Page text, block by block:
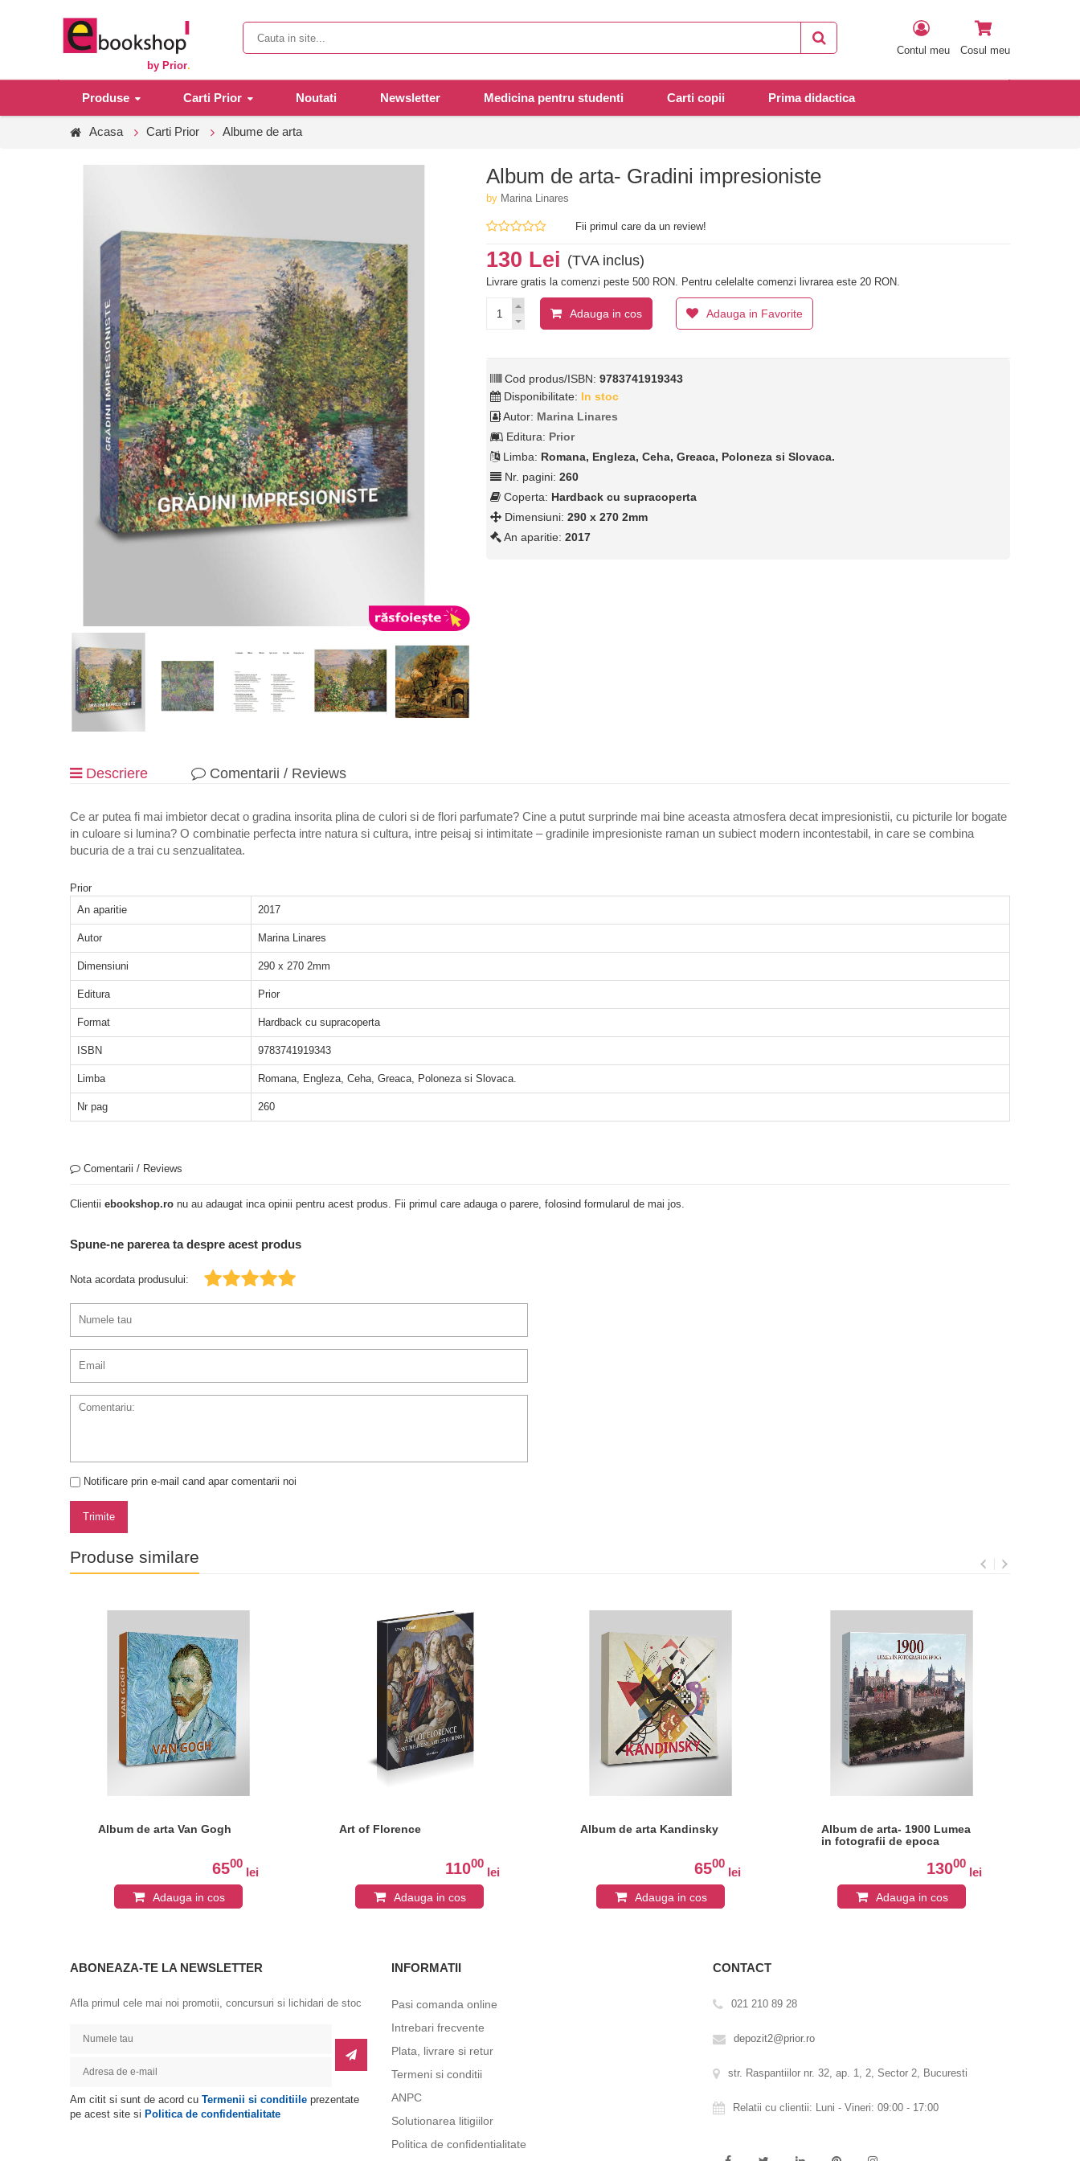
by Prior.
Contul meu Cosul meu
Produse Carti Prior Noutati Newsletter Medicina pentru studenti Carti copii Prima didactica
Acasa Carti Prior Albume de arta
Album de arta- Gradini impresioniste
by Marina Linares
Fii primul care da un review!
130 Lei (TVA inclus)
Livrare gratis la comenzi peste 500 RON. Pentru celelalte comenzi livrarea este 20 RON.
Adauga in cos Adauga in Favorite
Cod produs/ISBN:9783741919343
Disponibilitate: In stoc
Autor: Marina Linares
Editura: Prior
Limba: Romana, Engleza, Ceha, Greaca, Poloneza si Slovaca.
Nr. pagini:260
Coperta: Hardback cu supracoperta
Dimensiuni:290 x 270 2mm
An aparitie:2017
Descriere Comentarii / Reviews
Ce ar putea fi mai imbietor decat o gradina insorita plina de culori si de flori parfumate? Cine a putut surprinde mai bine aceasta atmosfera decat impresionistii, cu picturile lor bogate
in culoare si lumina? O combinatie perfecta intre natura si cultura, intre peisaj si intimitate – gradinile impresioniste raman un subiect modern incontestabil, in care se combina
bucuria de a trai cu senzualitatea.
Prior
An aparitie
2017
Autor Marina Linares
Dimensiuni 290 x 270 2mm
Editura Prior
Format Hardback cu supracoperta
ISBN 9783741919343
Limba Romana, Engleza, Ceha, Greaca, Poloneza si Slovaca.
Nr pag 260
Comentarii / Reviews
Clientii ebookshop.ro nu au adaugat inca opinii pentru acest produs. Fii primul care adauga o parere, folosind formularul de mai jos.
Spune-ne parerea ta despre acest produs
Nota acordata produsului:
Notificare prin e-mail cand apar comentarii noi
Trimite
Produse similare
Album de arta Van Gogh
6500
lei
Adauga in cos
Art of Florence
11000
lei
Adauga in cos
Album de arta Kandinsky
6500
lei
Adauga in cos
Album de arta- 1900 Lumea
in fotografii de epoca
13000
lei
Adauga in cos
ABONEAZA-TE LA NEWSLETTER
Afla primul cele mai noi promotii, concursuri si lichidari de stoc
Am citit si sunt de acord cu Termenii si conditiile prezentate
pe acest site si Politica de confidentialitate
INFORMATII
Pasi comanda online
Intrebari frecvente
Plata, livrare si retur
Termeni si conditii
ANPC
Solutionarea litigiilor
Politica de confidentialitate
CONTACT
021 210 89 28
depozit2@prior.ro
str. Raspantiilor nr. 32, ap. 1, 2, Sector 2, Bucuresti
Relatii cu clientii: Luni - Vineri: 09:00 - 17:00